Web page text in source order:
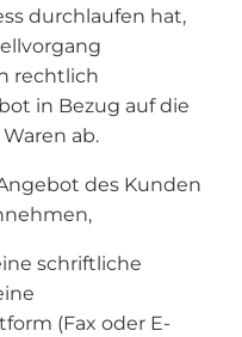
durchlaufen hat,
rechtlich
in Bezug auf die
ab.
des Kunden
schriftliche
(Fax oder E-